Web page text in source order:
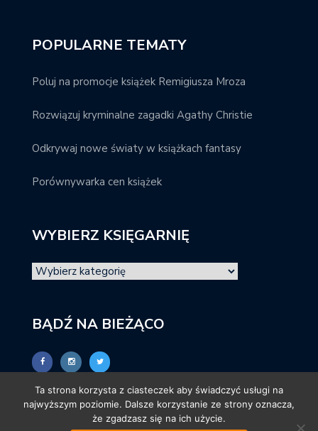
POPULARNE TEMATY
Poluj na promocje książek Remigiusza Mroza
Rozwiązuj kryminalne zagadki Agathy Christie
Odkrywaj nowe światy w książkach fantasy
Porównywarka cen książek
WYBIERZ KSIĘGARNIĘ
BĄDŹ NA BIEŻĄCO
Ta strona korzysta z ciasteczek aby świadczyć usługi na
najwyższym poziomie. Dalsze korzystanie ze strony oznacza,
że zgadzasz się na ich użycie.